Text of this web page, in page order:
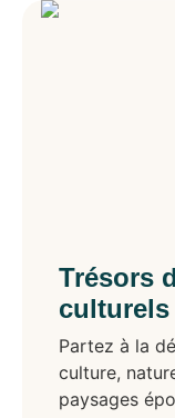
Trésors
Partez à la
culture,
paysages